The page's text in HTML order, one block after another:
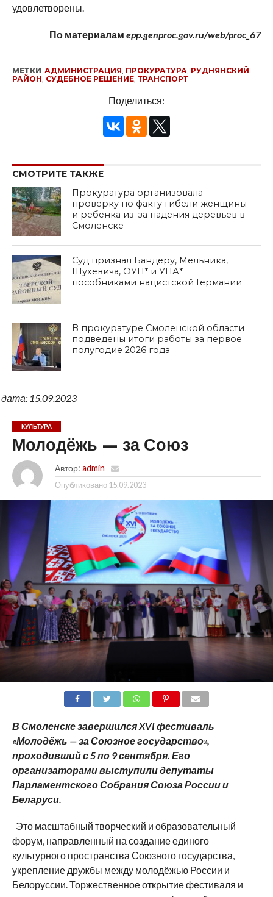
удовлетворены.
По материаламepp.genproc.gov.ru/web/proc_67
МЕТКИ АДМИНИСТРАЦИЯ, ПРОКУРАТУРА, РУДНЯНСКИЙ
РАЙОН, СУДЕБНОЕ РЕШЕНИЕ, ТРАНСПОРТ
Поделиться:
СМОТРИТЕ ТАКЖЕ
Прокуратура организовала
проверку по факту гибели женщины
и ребенка из-за падения деревьев в
Смоленске
Суд признал Бандеру, Мельника,
Шухевича, ОУН* и УПА*
пособниками нацистской Германии
В прокуратуре Смоленской области
подведены итоги работы за первое
полугодие 2026 года
дата: 15.09.2023
КУЛЬТУРА
Молодёжь — за Союз
Автор: admin
Опубликовано 15.09.2023
В Смоленске завершился XVI фестиваль
«Молодёжь — за Союзное государство»,
проходивший с 5 по 9 сентября. Его
организаторами выступили депутаты
Парламентского Собрания Союза России и
Беларуси.
Это масштабный творческий и образовательный
форум, направленный на создание единого
культурного пространства Союзного государства,
укрепление дружбы между молодёжью России и
Белоруссии. Торжественное открытие фестиваля и